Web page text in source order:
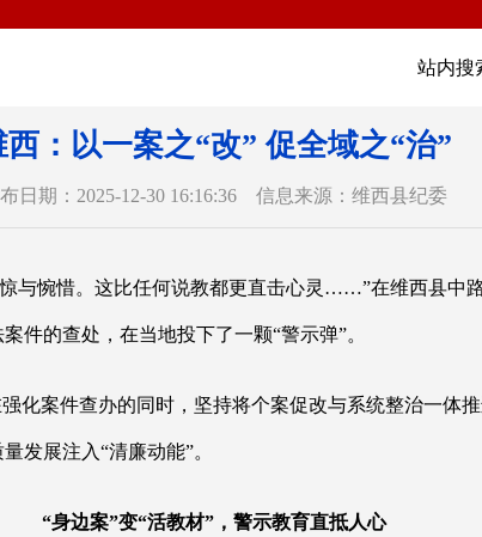
站内搜
西：以一案之“改” 促全域之“治”
日期：2025-12-30 16:16:36 信息来源：维西县纪委
惊与惋惜。这比任何说教都更直击心灵……”在维西县中
件的查处，在当地投下了一颗“警示弹”。
化案件查办的同时，坚持将个案促改与系统整治一体
发展注入“清廉动能”。
“身边案”变“活教材”，警示教育直抵人心